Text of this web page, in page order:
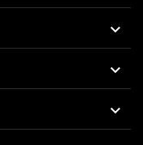


